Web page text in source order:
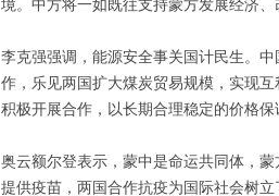
李克强强调，能源安全事关国计民生。
作，乐见两国扩大煤炭贸易规模，实现
积极开展合作，以长期合理稳定的价格
奥云额尔登表示，蒙中是命运共同体，
提供疫苗，两国合作抗疫为国际社会树